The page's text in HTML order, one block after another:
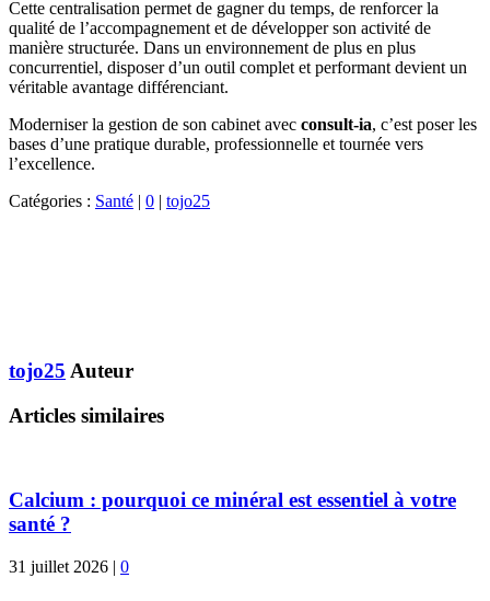
Cette centralisation permet de gagner du temps, de renforcer la
qualité de l’accompagnement et de développer son activité de
manière structurée. Dans un environnement de plus en plus
concurrentiel, disposer d’un outil complet et performant devient un
véritable avantage différenciant.
Moderniser la gestion de son cabinet avec consult-ia, c’est poser les
bases d’une pratique durable, professionnelle et tournée vers
l’excellence.
Catégories : Santé | 0 | tojo25
tojo25 Auteur
Articles similaires
Calcium : pourquoi ce minéral est essentiel à votre
santé ?
31 juillet 2026 | 0